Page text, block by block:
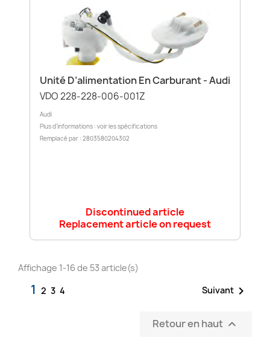
Unité D’alimentation En Carburant - Audi
VDO 228-228-006-001Z
Audi
Plus d’informations : voir les spécifications
Remplacé par : 2803580204302
Discontinued article
Replacement article on request
Affichage 1-16 de 53 article(s)
1 2 3 4 Suivant 
Retour en haut 